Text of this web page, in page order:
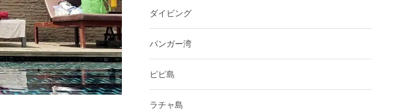
ダイビング
パンガー湾
ピピ島
ラチャ島